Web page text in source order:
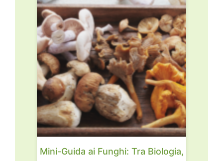
Mini-Guida ai Funghi: Tra Biologia,